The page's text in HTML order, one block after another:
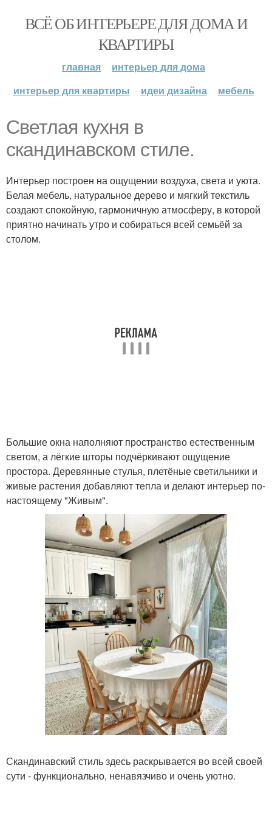
ВСЁ ОБ ИНТЕРЬЕРЕ ДЛЯ ДОМА И
КВАРТИРЫ
главная
интерьер для дома
интерьер для квартиры
идеи дизайна мебель
Светлая кухня в
скaндинавском стилe.
Интерьер построен на ощущении воздуха, света и уюта.
Белая мебель, натуральное дерево и мягкий текстиль
создают спокойную, гармоничную атмосферу, в которой
приятно начинать утро и собираться всей семьёй за
столом.
Большие окна наполняют пространство естественным
светом, а лёгкие шторы подчёркивают ощущение
простора. Деревянные стулья, плетёные светильники и
живые растения добавляют тепла и делают интерьер по-
настоящему "Живым".
Скандинавский стиль здесь раскрывается во всей своей
сути - функционально, ненавязчиво и очень уютно.